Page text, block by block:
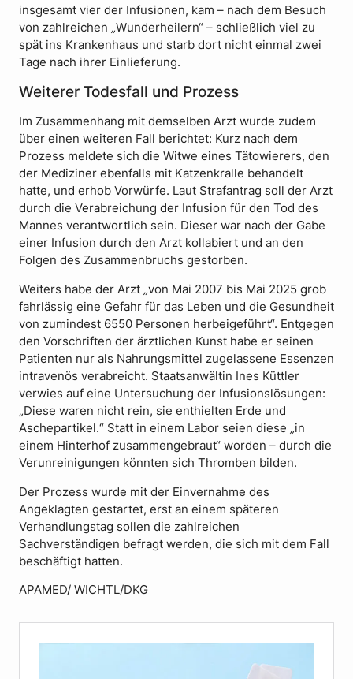
insgesamt vier der Infusionen, kam – nach dem Besuch
von zahlreichen „Wunderheilern“ – schließlich viel zu
spät ins Krankenhaus und starb dort nicht einmal zwei
Tage nach ihrer Einlieferung.
Weiterer Todesfall und Prozess
Im Zusammenhang mit demselben Arzt wurde zudem
über einen weiteren Fall berichtet: Kurz nach dem
Prozess meldete sich die Witwe eines Tätowierers, den
der Mediziner ebenfalls mit Katzenkralle behandelt
hatte, und erhob Vorwürfe. Laut Strafantrag soll der Arzt
durch die Verabreichung der Infusion für den Tod des
Mannes verantwortlich sein. Dieser war nach der Gabe
einer Infusion durch den Arzt kollabiert und an den
Folgen des Zusammenbruchs gestorben.
Weiters habe der Arzt „von Mai 2007 bis Mai 2025 grob
fahrlässig eine Gefahr für das Leben und die Gesundheit
von zumindest 6550 Personen herbeigeführt“. Entgegen
den Vorschriften der ärztlichen Kunst habe er seinen
Patienten nur als Nahrungsmittel zugelassene Essenzen
intravenös verabreicht. Staatsanwältin Ines Küttler
verwies auf eine Untersuchung der Infusionslösungen:
„Diese waren nicht rein, sie enthielten Erde und
Aschepartikel.“ Statt in einem Labor seien diese „in
einem Hinterhof zusammengebraut“ worden – durch die
Verunreinigungen könnten sich Thromben bilden.
Der Prozess wurde mit der Einvernahme des
Angeklagten gestartet, erst an einem späteren
Verhandlungstag sollen die zahlreichen
Sachverständigen befragt werden, die sich mit dem Fall
beschäftigt hatten.
APAMED/ WICHTL/DKG